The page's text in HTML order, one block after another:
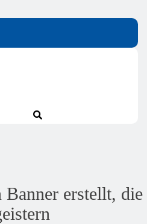
– Was
Nährstofflücken
Banner erstellt, die